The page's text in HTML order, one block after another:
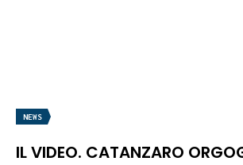
NEWS
IL VIDEO. CATANZARO